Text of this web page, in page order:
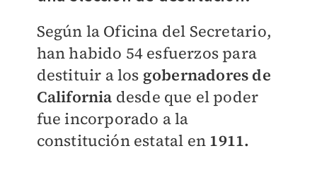
Según la Oficina del Secretario,
han habido 54 esfuerzos para
destituir a los gobernadores de
California desde que el poder
fue incorporado a la
constitución estatal en 1911.